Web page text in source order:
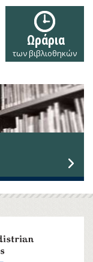
Ωράρια
των βιβλιοθηκών